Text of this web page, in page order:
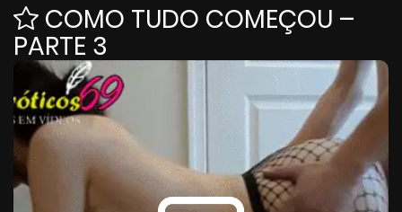
COMO TUDO COMEÇOU –
PARTE 3